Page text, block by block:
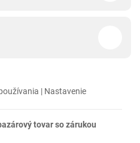
| Nastavenie
tovar so zárukou